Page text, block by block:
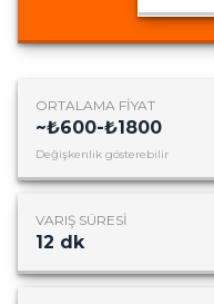
ORTALAMA FIYAT
~₺600-₺1800
Değişkenlik gösterebilir
VARIŞ SÜRESI
12 dk